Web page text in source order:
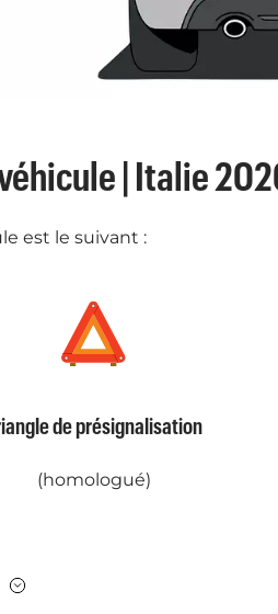
| Italie
est le suivant :
de présignalisation
(homologué)